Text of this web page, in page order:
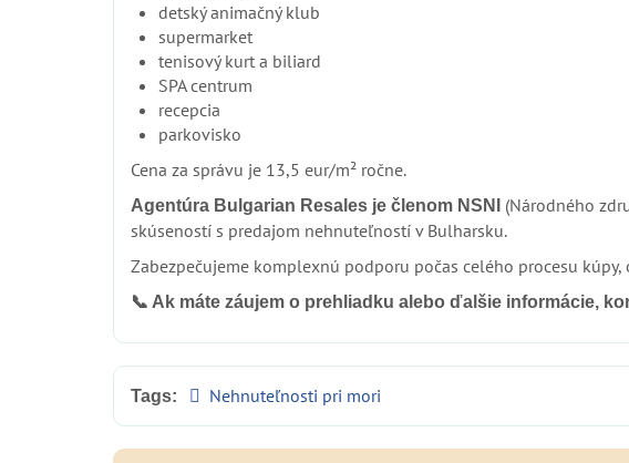
detský animačný klub
supermarket
tenisový kurt a biliard
SPA centrum
recepcia
parkovisko
Cena za správu je 13,5 eur/m² ročne.
Agentúra Bulgarian Resales je členom NSNI (Národného
skúseností s predajom nehnuteľností v Bulharsku.
Zabezpečujeme komplexnú podporu počas celého procesu
📞 Ak máte záujem o prehliadku alebo ďalšie informácie,
Tags: Nehnuteľnosti pri mori